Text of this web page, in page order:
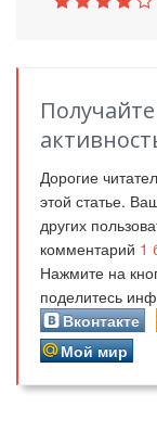
Дорогие
этой статье.
других
комментарий 1
Нажмите на
поделитесь
Вконтакте
Мой мир